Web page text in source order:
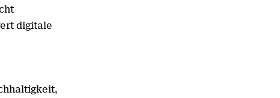
digitale